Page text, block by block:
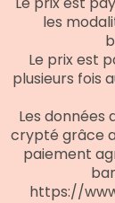
les
Le prix est
plusieurs fois
Les données
crypté grâce
paiement
https://